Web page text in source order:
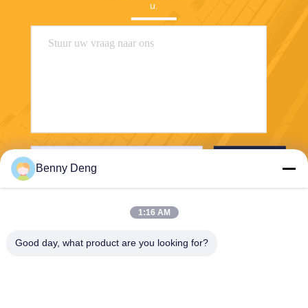
u.
Benny Deng
1:16 AM
Good day, what product are you looking for?